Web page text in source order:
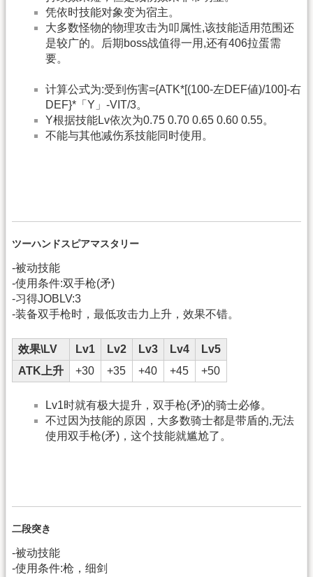
凭依时技能对象变为宿主。
大多数怪物的物理攻击为叩属性,该技能适用范围还
是较广的。后期boss战值得一用,还有406拉蛋需
要。
计算公式为:受到伤害={ATK*[(100-左DEF値)/100]-右
DEF}*「Y」-VIT/3。
Y根据技能Lv依次为0.75 0.70 0.65 0.60 0.55。
不能与其他减伤系技能同时使用。
ツーハンドスピアマスタリー
-被动技能
-使用条件:双手枪(矛)
-习得JOBLV:3
-装备双手枪时，最低攻击力上升，效果不错。
效果\LV Lv1 Lv2 Lv3 Lv4
Lv5
ATK上升
+30 +35 +40 +45 +50
Lv1时就有极大提升，双手枪(矛)的骑士必修。
不过因为技能的原因，大多数骑士都是带盾的,无法
使用双手枪(矛)，这个技能就尴尬了。
二段突き
-被动技能
-使用条件:枪，细剑